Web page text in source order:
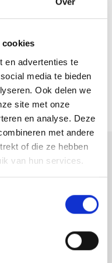
cookies
en advertenties te
media te bieden
Ook delen we
site met onze
en analyse. Deze
met andere
of die ze hebben
van hun services.
VOLGENDE